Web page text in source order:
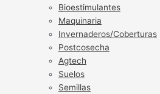
Bioestimulantes
Maquinaria
Invernaderos/Coberturas
Postcosecha
Agtech
Suelos
Semillas